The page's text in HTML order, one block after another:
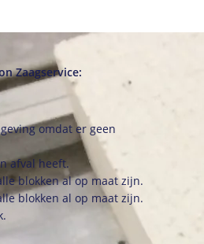
Zaagservice:
omdat er geen
afval heeft.
blokken al op maat zijn.
blokken al op maat zijn.